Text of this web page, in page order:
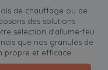
de chauffage ou de
des solutions
sélection d'allume-feu
que nos granulés de
propre et efficace.